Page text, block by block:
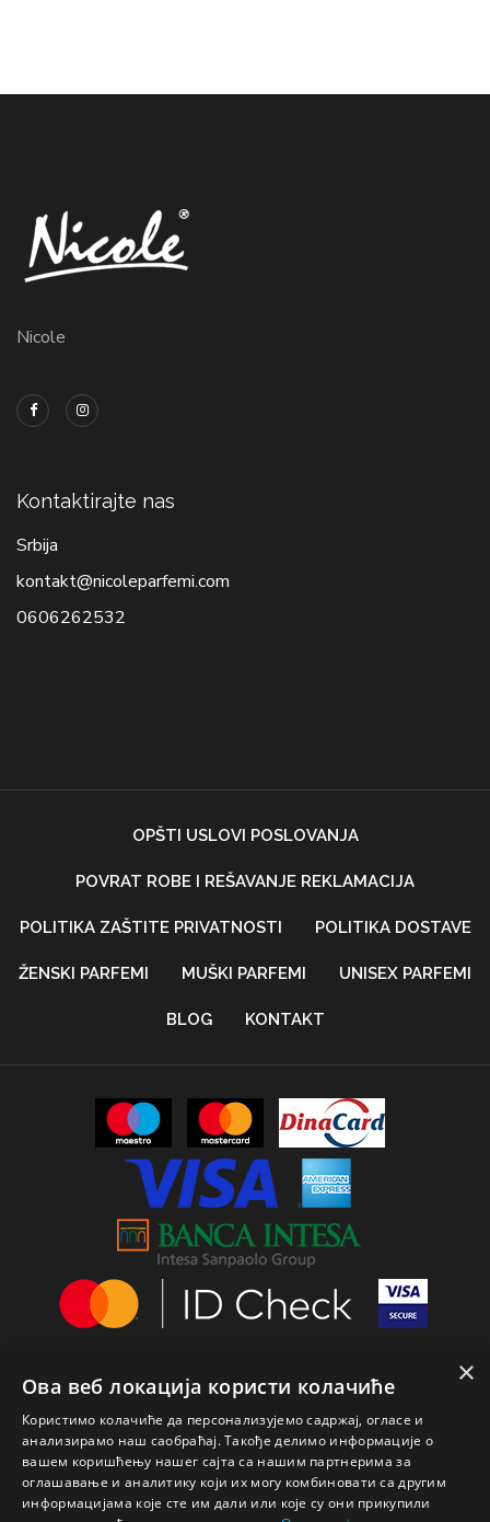
Nicole
Kontaktirajte nas
Srbija
kontakt@nicoleparfemi.com
0606262532
OPŠTI USLOVI POSLOVANJA
POVRAT ROBE I REŠAVANJE REKLAMACIJA
POLITIKA ZAŠTITE PRIVATNOSTI POLITIKA DOSTAVE
ŽENSKI PARFEMI MUŠKI PARFEMI UNISEX PARFEMI
BLOG KONTAKT
×
Ова веб локација користи колачиће
Користимо колачиће да персонализујемо садржај, огласе и
анализирамо наш саобраћај. Такође делимо информације о
вашем коришћењу нашег сајта са нашим партнерима за
оглашавање и аналитику који их могу комбиновати са другим
информацијама које сте им дали или које су они прикупили